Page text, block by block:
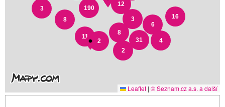
3
2
16
2
6
4
8
31
3
12
8
11
190
Leaflet | © Seznam.cz a.s. a další